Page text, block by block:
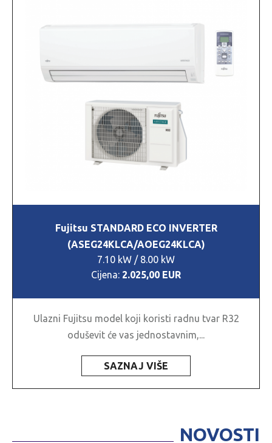
Fujitsu STANDARD ECO INVERTER
(ASEG24KLCA/AOEG24KLCA)
7.10 kW / 8.00 kW
Cijena: 2.025,00 EUR
Ulazni Fujitsu model koji koristi radnu tvar R32
oduševit će vas jednostavnim,...
SAZNAJ VIŠE
NOVOSTI